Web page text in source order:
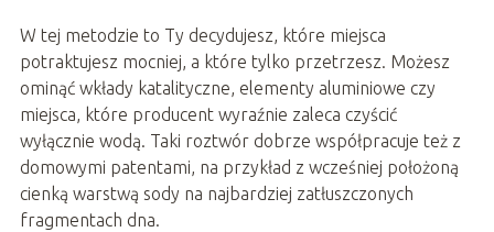
W tej metodzie to Ty decydujesz, które miejsca
potraktujesz mocniej, a które tylko przetrzesz. Możesz
ominąć wkłady katalityczne, elementy aluminiowe czy
miejsca, które producent wyraźnie zaleca czyścić
wyłącznie wodą. Taki roztwór dobrze współpracuje też z
domowymi patentami, na przykład z wcześniej położoną
cienką warstwą sody na najbardziej zatłuszczonych
fragmentach dna.